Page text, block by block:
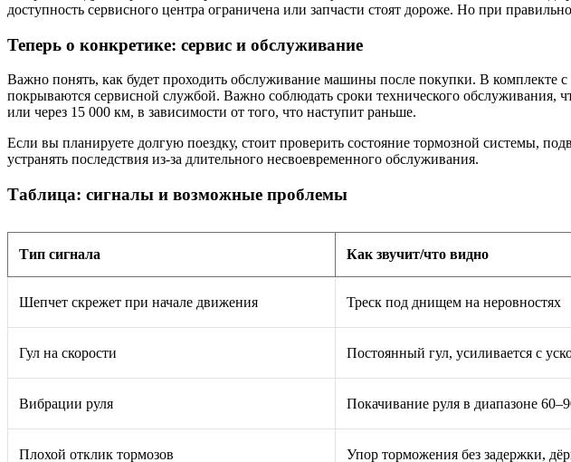
доступность сервисного центра ограничена или запчасти стоят дороже. Но при
Теперь о конкретике: сервис и обслуживание
Важно понять, как будет проходить обслуживание машины после покупки. В
покрываются сервисной службой. Важно соблюдать сроки технического
или через 15 000 км, в зависимости от того, что наступит раньше.
Если вы планируете долгую поездку, стоит проверить состояние тормозной системы,
устранять последствия из-за длительного несвоевременного обслуживания.
Таблица: сигналы и возможные проблемы
Тип сигнала Как звучит/что видно
Шепчет скрежет при начале движения Треск под днищем на неровностях
Гул на скорости Постоянный гул, усиливается с
Вибрации руля Покачивание руля в диапазоне
Плохой отклик тормозов Упор торможения без задержки,